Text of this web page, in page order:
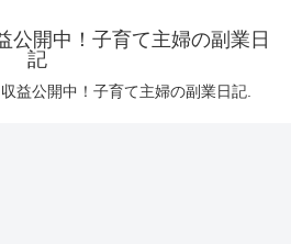
公開中！子育て主婦の副業日
記
益公開中！子育て主婦の副業日記.